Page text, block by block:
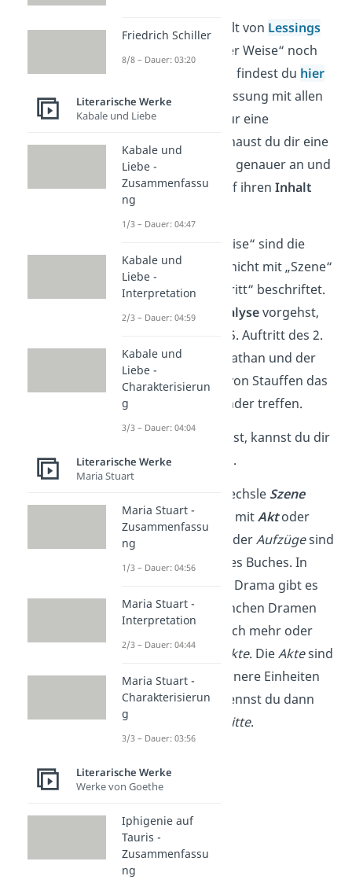
Wenn du den Inhalt von Lessings
„Nathan der Weise“ noch
nicht kennst, dann findest du hier
eine Zusammenfassung mit allen
wichtigen Infos. Für eine
Szenenanalyse
schaust du dir eine
Szene des Dramas genauer an und
untersuchst sie auf ihrenInhalt
und ihre
In „Nathan der Weise“ sind die
einzelnen Szenen nicht mit „Szene“
sondern mit „Auftritt“ beschriftet.
Wie du bei der
Analysevorgehst,
zeigen wir dir am 5. Auftritt des 2.
Aufzugs, in dem Nathan und der
Tempelherr Curd von Stauffen das
erste Mal aufeinander treffen.
Wenn du
klickst, kannst du dir
die Szene ansehen.
Verwechsle Szene
oder Auftritt nicht mitAktoder
Aufzug
oderAufzügesind
wie die Kapitel eines Buches. In
einem klassischen Drama gibt es
fünf davon. In manchen Dramen
findest du aber auch mehr oder
weniger als fünf
Akte. DieAktesind
noch einmal in kleinere Einheiten
aufgeteilt — die nennst du dann
Szenen
Auftritte.
Friedrich Schiller
8/8 – Dauer: 03:20
Literarische Werke
Kabale und Liebe
Kabale und
Liebe -
Zusammenfassu
ng
1/3 – Dauer: 04:47
Kabale und
Liebe -
Interpretation
2/3 – Dauer: 04:59
Kabale und
Liebe -
Charakterisierun
g
3/3 – Dauer: 04:04
Literarische Werke
Maria Stuart
Maria Stuart -
Zusammenfassu
ng
1/3 – Dauer: 04:56
Maria Stuart -
Interpretation
2/3 – Dauer: 04:44
Maria Stuart -
Charakterisierun
g
3/3 – Dauer: 03:56
Literarische Werke
Werke von Goethe
Iphigenie auf
Tauris -
Zusammenfassu
ng